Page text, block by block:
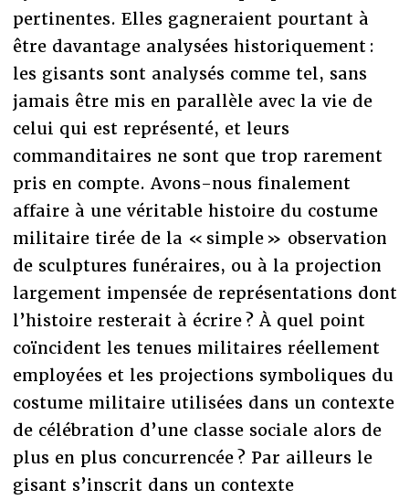
pertinentes. Elles gagneraient pourtant à
être davantage analysées historiquement :
les gisants sont analysés comme tel, sans
jamais être mis en parallèle avec la vie de
celui qui est représenté, et leurs
commanditaires ne sont que trop rarement
pris en compte. Avons-nous finalement
affaire à une véritable histoire du costume
militaire tirée de la « simple » observation
de sculptures funéraires, ou à la projection
largement impensée de représentations dont
l’histoire resterait à écrire ? À quel point
coïncident les tenues militaires réellement
employées et les projections symboliques du
costume militaire utilisées dans un contexte
de célébration d’une classe sociale alors de
plus en plus concurrencée ? Par ailleurs le
gisant s’inscrit dans un contexte